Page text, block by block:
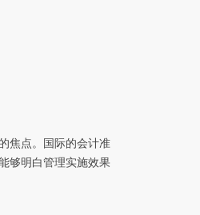
焦点。国际的会计准
够明白管理实施效果